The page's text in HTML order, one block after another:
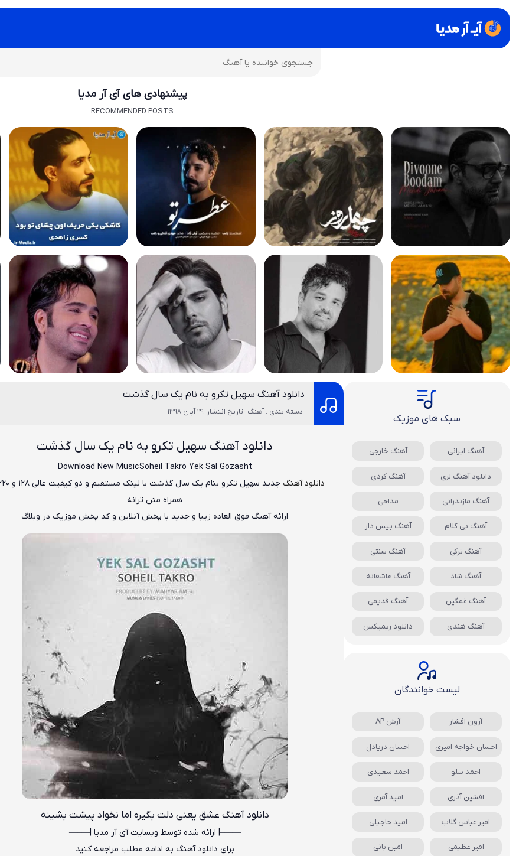
پیشنهادی های آی آر مدیا
RECOMMENDED POSTS
دانلود آهنگ سهیل تکرو به نام یک سال گذشت
دسته بندی : آهنگ تاریخ انتشار :14 آبان 1398
دانلود آهنگ سهیل تکرو به نام یک سال گذشت
Download New MusicSoheil Takro Yek Sal Gozasht
دانلود آهنگ جدید سهیل تکرو بنام یک سال گذشت
همراه متن ترانه
ارائه آهنگ فوق العاده زیبا و جدید با پخش آنلاین و کد پخش موزیک در وبلاگ
دانلود آهنگ عشق یعنی دلت بگیره اما نخواد پیشت بشینه
——–| ارائه شده توسط وبسایت آی آر مدیا |—–—
برای دانلود آهنگ به ادامه مطلب مراجعه کنید
سبک های موزیک
آهنگ ایرانی آهنگ خارجی
دانلود آهنگ لری آهنگ کردی
آهنگ مازندرانی مداحی
آهنگ بی کلام آهنگ بیس دار
آهنگ ترکی آهنگ سنتی
آهنگ شاد آهنگ عاشقانه
آهنگ غمگین آهنگ قدیمی
آهنگ هندی دانلود ریمیکس
لیست خوانندگان
آرون افشار آرش AP
احسان خواجه امیری احسان دریادل
احمد سلو احمد سعیدی
افشین آذری امید آمری
امیر عباس گلاب امید حاجیلی
امیر عظیمی امین بانی